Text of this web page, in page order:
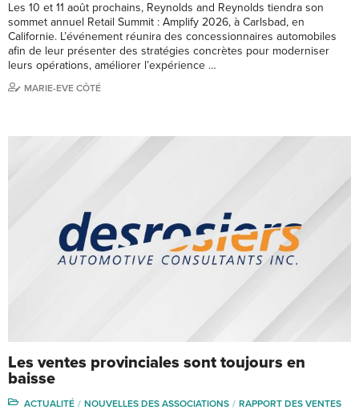
Les 10 et 11 août prochains, Reynolds and Reynolds tiendra son
sommet annuel Retail Summit : Amplify 2026, à Carlsbad, en
Californie. L’événement réunira des concessionnaires automobiles
afin de leur présenter des stratégies concrètes pour moderniser
leurs opérations, améliorer l’expérience …
MARIE-EVE CÔTÉ
Les ventes provinciales sont toujours en
baisse
ACTUALITÉ NOUVELLES DES ASSOCIATIONS RAPPORT DES VENTES